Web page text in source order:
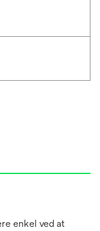
enkel ved at